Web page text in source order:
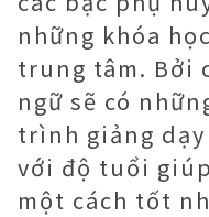
những khóa
trung tâm. Bởi
ngữ sẽ có
trình giảng
với độ tuổi
một cách tốt